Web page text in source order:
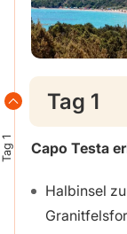
Tag 1
Tag 1
Capo Testa
Halbinsel